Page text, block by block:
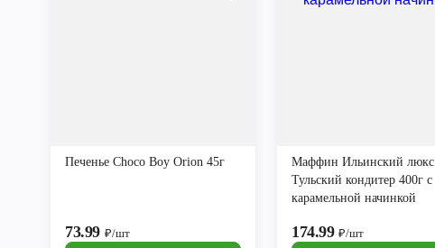
Печенье Choco Boy Orion 45г
73.99 ₽/шт
Маффин Ильинский люкс
Тульский кондитер 400г с
карамельной начинкой
174.99₽/шт